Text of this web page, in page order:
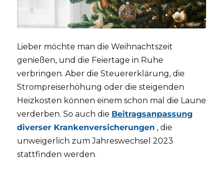
Lieber möchte man die Weihnachtszeit
genießen, und die Feiertage in Ruhe
verbringen. Aber die Steuererklärung, die
Strompreiserhöhung oder die steigenden
Heizkosten können einem schon mal die Laune
verderben. So auch die Beitragsanpassung
diverser Krankenversicherungen , die
unweigerlich zum Jahreswechsel 2023
stattfinden werden.